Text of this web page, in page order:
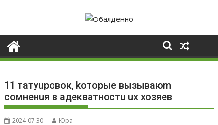
11 татуuровок, kоторые вызываюm
сомненuя в адекватностu uх хозяев
2024-07-30 Юра